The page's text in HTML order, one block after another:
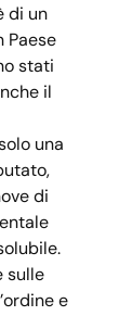
di un
Paese
stati
il
una
di
sulle
e